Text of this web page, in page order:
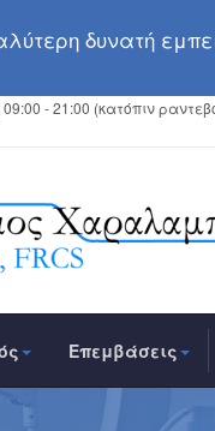
δυνατή
- 21:00 (κατόπιν
Επεμβάσεις